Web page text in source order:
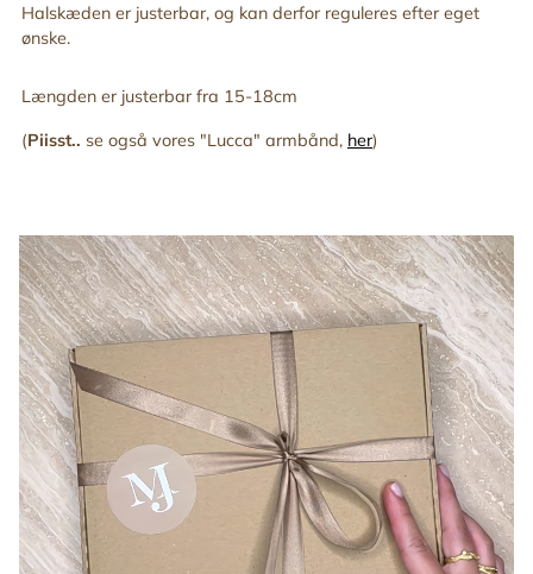
Halskæden er justerbar, og kan derfor reguleres efter eget
ønske.
Længden er justerbar fra 15-18cm
(Piisst.. se også vores "Lucca" armbånd, her)